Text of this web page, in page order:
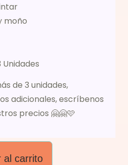
moño
de 3 unidades,
adicionales, escríbenos
precios 🤗🤗🩷
al carrito